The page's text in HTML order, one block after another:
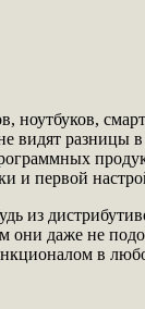
ноутбуков,
видят разницы
и первой
из
они даже не
в